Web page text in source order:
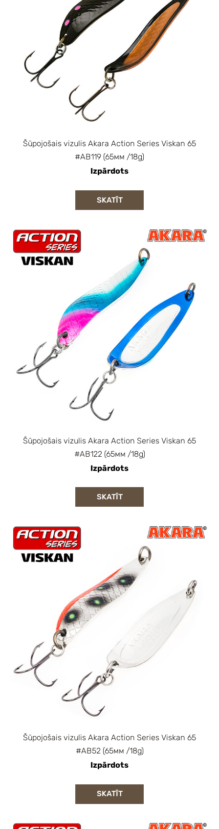
Šūpojošais vizulis Akara Action Series Viskan 65
#AB119 (65мм /18g)
Izpārdots
SKATĪT
Šūpojošais vizulis Akara Action Series Viskan 65
#AB122 (65мм /18g)
Izpārdots
SKATĪT
Šūpojošais vizulis Akara Action Series Viskan 65
#AB52 (65мм /18g)
Izpārdots
SKATĪT